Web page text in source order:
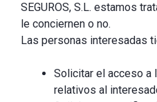
SEGUROS, S.L. estamos
le conciernen o no.
Las personas interesadas
Solicitar el acceso a
relativos al